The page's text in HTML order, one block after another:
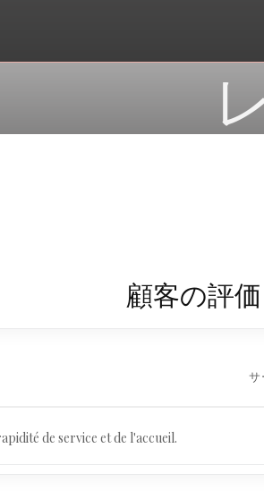
顧客の評価
サ
de service et de l'accueil.